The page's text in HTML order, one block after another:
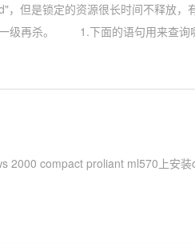
锁定的资源很长时间不释放，有
级再杀。 1.下面的语句用来查询
proliant ml570上安装